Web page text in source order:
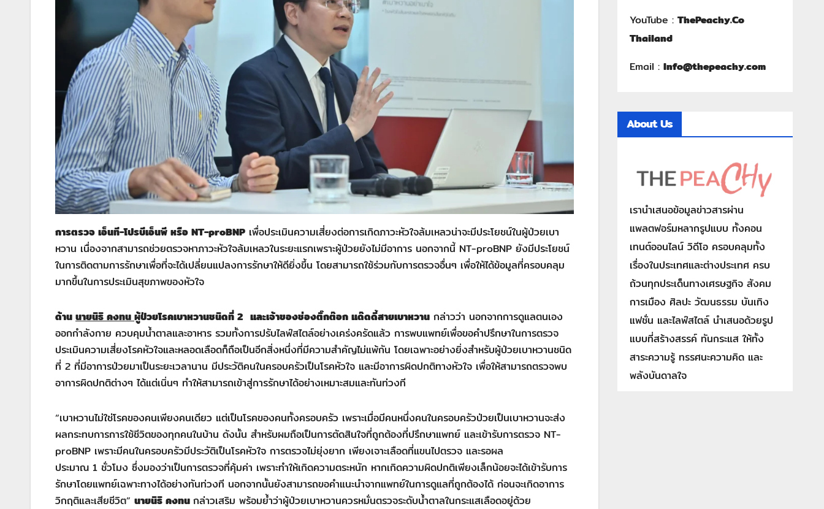
การตรวจ เอ็นที-โปรบีเอ็นพี หรือ NT-proBNP เพื่อประเมินความเสี่ยงต่อการเกิดภาวะหัวใจล้มเหลวน่าจะมีประโยชน์ในผู้ป่วยเบา
หวาน เนื่องจากสามารถช่วยตรวจหาภาวะหัวใจล้มเหลวในระยะแรกเพราะผู้ป่วยยังไม่มีอาการ นอกจากนี้ NT-proBNP ยังมีประโยชน์
ในการติดตามการรักษาเพื่อที่จะได้เปลี่ยนแปลงการรักษาให้ดียิ่งขึ้น โดยสามารถใช้ร่วมกับการตรวจอื่นๆ เพื่อให้ได้ข้อมูลที่ครอบคลุม
มากขึ้นในการประเมินสุขภาพของหัวใจ
ด้าน นายนิธิ คงทนผู้ป่วยโรคเบาหวานชนิดที่ 2 และเจ้าของช่องติ๊กต๊อก แด๊ดดี้สายเบาหวาน กล่าวว่า นอกจากการดูแลตนเอง
ออกกำลังกาย ควบคุมน้ำตาลและอาหาร รวมทั้งการปรับไลฟ์สไตล์อย่างเคร่งครัดแล้ว การพบแพทย์เพื่อขอคำปรึกษาในการตรวจ
ประเมินความเสี่ยงโรคหัวใจและหลอดเลือดก็ถือเป็นอีกสิ่งหนึ่งที่มีความสำคัญไม่แพ้กัน โดยเฉพาะอย่างยิ่งสำหรับผู้ป่วยเบาหวานชนิด
ที่ 2 ที่มีอาการป่วยมาเป็นระยะเวลานาน มีประวัติคนในครอบครัวเป็นโรคหัวใจ และมีอาการผิดปกติทางหัวใจ เพื่อให้สามารถตรวจพบ
อาการผิดปกติต่างๆ ได้แต่เนิ่นๆ ทำให้สามารถเข้าสู่การรักษาได้อย่างเหมาะสมและทันท่วงที
“เบาหวานไม่ใช่โรคของคนเพียงคนเดียว แต่เป็นโรคของคนทั้งครอบครัว เพราะเมื่อมีคนหนึ่งคนในครอบครัวป่วยเป็นเบาหวานจะส่ง
ผลกระทบการการใช้ชีวิตของทุกคนในบ้าน ดังนั้น สำหรับผมถือเป็นการตัดสินใจที่ถูกต้องที่ปรึกษาแพทย์ และเข้ารับการตรวจ NT-
proBNP เพราะมีคนในครอบครัวมีประวัติเป็นโรคหัวใจ การตรวจไม่ยุ่งยาก เพียงเจาะเลือดที่แขนไปตรวจ และรอผล
ประมาณ 1 ชั่วโมง ซึ่งมองว่าเป็นการตรวจที่คุ้มค่า เพราะทำให้เกิดความตระหนัก หากเกิดความผิดปกติเพียงเล็กน้อยจะได้เข้ารับการ
รักษาโดยแพทย์เฉพาะทางได้อย่างทันท่วงที นอกจากนั้นยังสามารถขอคำแนะนำจากแพทย์ในการดูแลที่ถูกต้องได้ ก่อนจะเกิดอาการ
วิกฤติและเสียชีวิต” นายนิธิ คงทน กล่าวเสริม พร้อมย้ำว่าผู้ป่วยเบาหวานควรหมั่นตรวจระดับน้ำตาลในกระแสเลือดอยู่ด้วย
YouTube : ThePeachy.Co
Thailand
Email : Info@thepeachy.com
About Us
เรานำเสนอข้อมูลข่าวสารผ่าน
แพลตฟอร์มหลากรูปแบบ ทั้งคอน
เทนต์ออนไลน์ วิดีโอ ครอบคลุมทั้ง
เรื่องในประเทศและต่างประเทศ ครบ
ถ้วนทุกประเด็นทางเศรษฐกิจ สังคม
การเมือง ศิลปะ วัฒนธรรม บันเทิง
แฟชั่น และไลฟ์สไตล์ นำเสนอด้วยรูป
แบบที่สร้างสรรค์ ทันกระแส ให้ทั้ง
สาระความรู้ ทรรศนะความคิด และ
พลังบันดาลใจ